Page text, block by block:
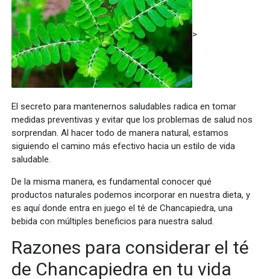
>
El secreto para mantenernos saludables radica en tomar
medidas preventivas y evitar que los problemas de salud nos
sorprendan. Al hacer todo de manera natural, estamos
siguiendo el camino más efectivo hacia un estilo de vida
saludable.
De la misma manera, es fundamental conocer qué
productos naturales podemos incorporar en nuestra dieta, y
es aquí donde entra en juego el té de Chancapiedra, una
bebida con múltiples beneficios para nuestra salud.
Razones para considerar el té
de Chancapiedra en tu vida